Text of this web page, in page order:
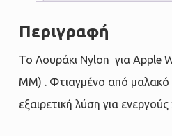
Περιγραφή
Το Λουράκι Nylon για Apple
MM) . Φτιαγμένο από μαλακό
εξαιρετική λύση για